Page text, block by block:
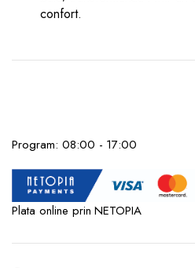
confort.
Program: 08:00 - 17:00
Plata online prin NETOPIA